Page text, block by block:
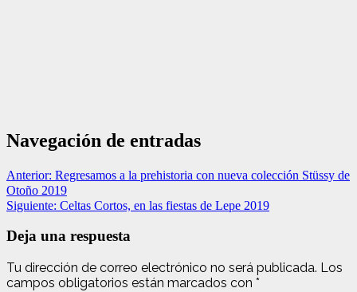
Navegación de entradas
Anterior: Regresamos a la prehistoria con nueva colección Stüssy de
Otoño 2019
Siguiente: Celtas Cortos, en las fiestas de Lepe 2019
Deja una respuesta
Tu dirección de correo electrónico no será publicada. Los
campos obligatorios están marcados con *